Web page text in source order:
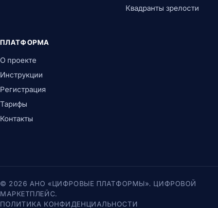
Квадранты зрелости
ПЛАТФОРМА
О проекте
Инструкции
Регистрация
Тарифы
Контакты
© 2026 АНО «ЦИФРОВЫЕ ПЛАТФОРМЫ». ЦИФРОВОЙ
МАРКЕТПЛЕЙС.
ПОЛИТИКА КОНФИДЕНЦИАЛЬНОСТИ